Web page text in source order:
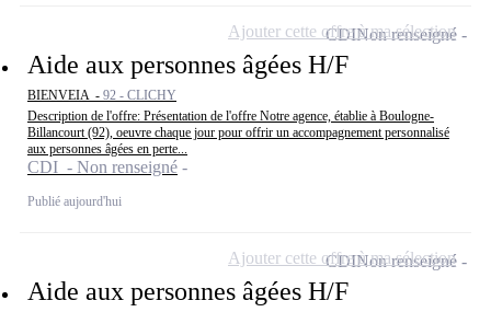
Aide aux personnes âgées H/F
BIENVEIA - 92 - CLICHY
Description de l'offre: Présentation de l'offre Notre agence, établie à Boulogne-
Billancourt (92), oeuvre chaque jour pour offrir un accompagnement personnalisé
aux personnes âgées en perte...
CDI - Non renseigné
Publié aujourd'hui
CDINon renseigné
Ajouter cette offre à ma sélection
Aide aux personnes âgées H/F
CDINon renseigné
Ajouter cette offre à ma sélection